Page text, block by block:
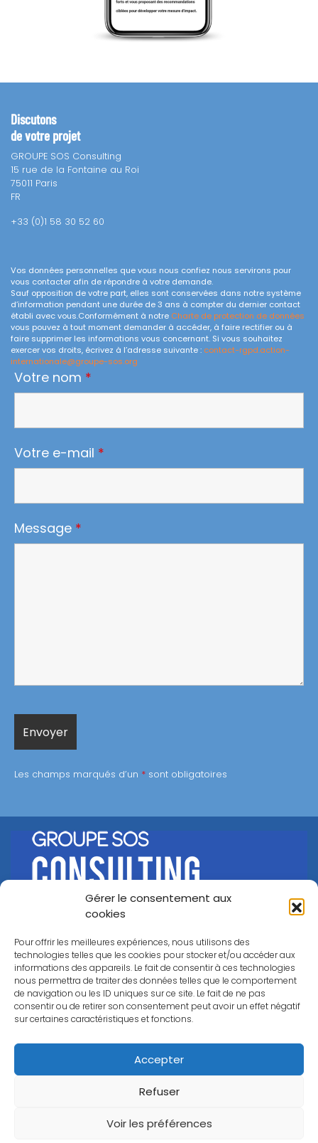
Gérer le consentement aux
cookies
Pour offrir les meilleures expériences, nous utilisons des
technologies telles que les cookies pour stocker et/ou accéder aux
informations des appareils. Le fait de consentir à ces technologies
nous permettra de traiter des données telles que le comportement
de navigation ou les ID uniques sur ce site. Le fait de ne pas
consentir ou de retirer son consentement peut avoir un effet négatif
sur certaines caractéristiques et fonctions.
Accepter
Refuser
Voir les préférences
Discutons
de votre projet
GROUPE SOS Consulting
15 rue de la Fontaine au Roi
75011 Paris
FR
+33 (0)1 58 30 52 60
Vos données personnelles que vous nous confiez nous servirons pour
vous contacter afin de répondre à votre demande.
Sauf opposition de votre part, elles sont conservées dans notre système
d’information pendant une durée de 3 ans à compter du dernier contact
établi avec vous.Conformément à notre Charte de protection de données
vous pouvez à tout moment demander à accéder, à faire rectifier ou à
faire supprimer les informations vous concernant. Si vous souhaitez
exercer vos droits, écrivez à l’adresse suivante : contact-rgpd.action-
internationale@groupe-sos.org
Votre nom *
Votre e-mail *
Message *
Les champs marqués d’un * sont obligatoires
Groupe SOS Consulting2026
Nos outils
Nos clients
Nous rejoindre
Contact
#IMPACTHACKERS